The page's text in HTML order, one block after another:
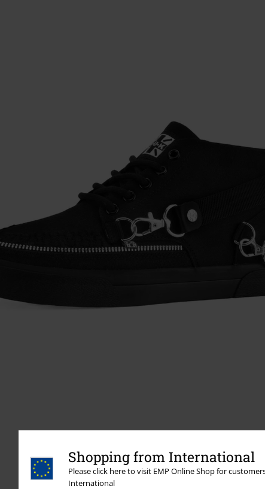
Shopping from International
Please click here to visit EMP Online Shop for
International